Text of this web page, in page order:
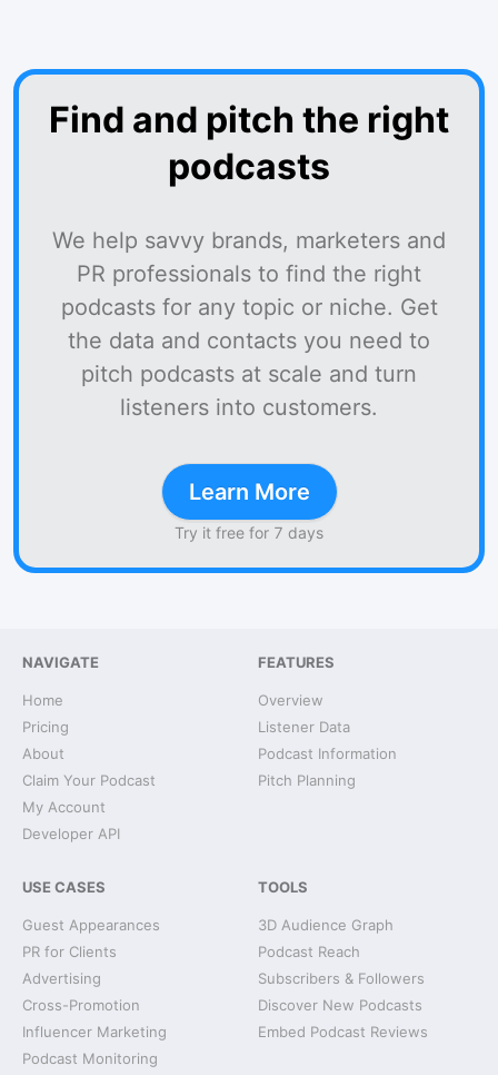
Find and pitch the right
podcasts
We help savvy brands, marketers and
PR professionals to find the right
podcasts for any topic or niche. Get
the data and contacts you need to
pitch podcasts at scale and turn
listeners into customers.
Learn More
Try it free for 7 days
NAVIGATE
Home
Pricing
About
Claim Your Podcast
My Account
Developer API
FEATURES
Overview
Listener Data
Podcast Information
Pitch Planning
USE CASES
Guest Appearances
PR for Clients
Advertising
Cross-Promotion
Influencer Marketing
Podcast Monitoring
TOOLS
3D Audience Graph
Podcast Reach
Subscribers & Followers
Discover New Podcasts
Embed Podcast Reviews